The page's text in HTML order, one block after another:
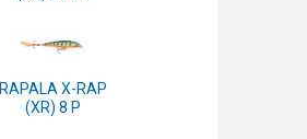
RAPALA X-RAP
(XR) 8 P